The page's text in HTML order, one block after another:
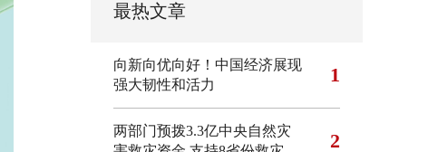
最热文章
向新向优向好！中国经济展现
强大韧性和活力
1
两部门预拨3.3亿中央自然灾
2